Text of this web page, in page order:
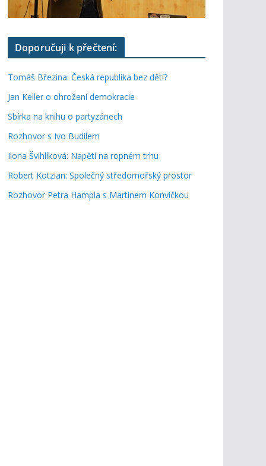
Doporučuji k přečtení:
Tomáš Březina: Česká republika bez dětí?
Jan Keller o ohrožení demokracie
Sbírka na knihu o partyzánech
Rozhovor s Ivo Budilem
Ilona Švihlíková: Napětí na ropném trhu
Robert Kotzian: Společný středomořský prostor
Rozhovor Petra Hampla s Martinem Konvičkou